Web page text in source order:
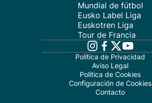
Mundial de fútbol
Eusko Label Liga
Euskotren Liga
Tour de Francia
Política de Privacidad
Aviso Legal
Política de Cookies
Configuración de Cookies
Contacto